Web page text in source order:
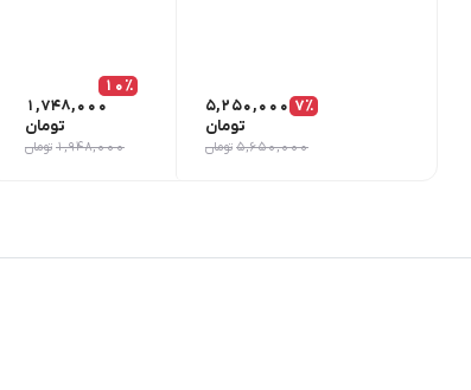
7٪ 5,250,000
تومان
5,650,000 تومان
10٪
1,748,000
تومان
1,948,000 تومان